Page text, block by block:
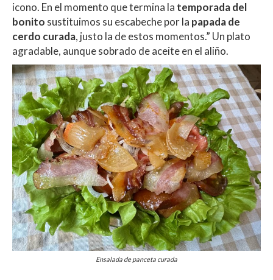
icono. En el momento que termina la temporada del
bonito sustituimos su escabeche por la papada de
cerdo curada, justo la de estos momentos.” Un plato
agradable, aunque sobrado de aceite en el aliño.
Ensalada de panceta curada